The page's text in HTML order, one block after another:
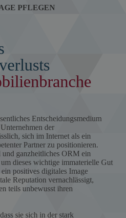
PFLEGEN
Entscheidungsmedium
der
sich im Internet als ein
Partner zu positionieren.
ganzheitliches ORM ein
dieses wichtige immaterielle Gut
positives digitales Image
Reputation vernachlässigt,
teils unbewusst ihren
sie sich in der stark